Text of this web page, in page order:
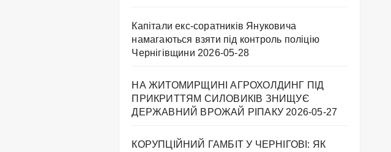
Капітали екс-соратників Януковича
намагаються взяти під контроль поліцію
Чернігівщини 2026-05-28
НА ЖИТОМИРЩИНІ АГРОХОЛДИНГ ПІД
ПРИКРИТТЯМ СИЛОВИКІВ ЗНИЩУЄ
ДЕРЖАВНИЙ ВРОЖАЙ РІПАКУ ​ 2026-05-27
КОРУПЦІЙНИЙ ГАМБІТ У ЧЕРНІГОВІ: ЯК